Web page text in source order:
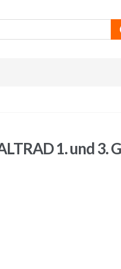
1. und 3.